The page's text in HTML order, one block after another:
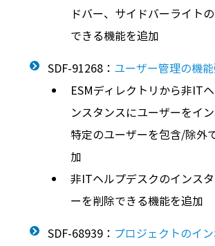
ドバー、サイドバーライト
できる機能を追加
SDF-91268： ユーザー管理の機
ESMディレクトリから非IT
ンスタンスにユーザーをイン
特定のユーザーを包含/除外
加
非ITヘルプデスクのインス
ーを削除できる機能を追加
SDF-68939： プロジェクトのイ